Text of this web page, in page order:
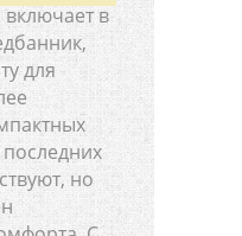
в
для
последних
но